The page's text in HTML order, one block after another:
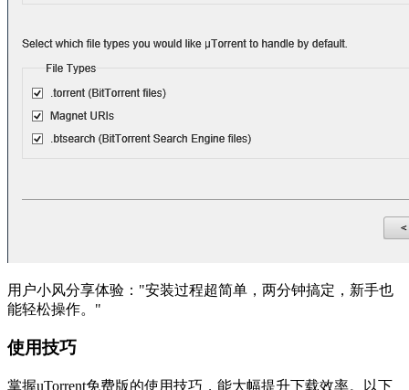
用户小风分享体验："安装过程超简单，两分钟搞定，新手也
能轻松操作。"
使用技巧
掌握uTorrent免费版的使用技巧，能大幅提升下载效率。以下